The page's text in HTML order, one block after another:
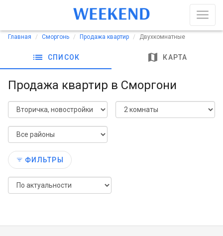
Главная Сморгонь Продажа квартир Двухкомнатные
list СПИСОК map КАРТА
Продажа квартир в Сморгони
ФИЛЬТРЫ